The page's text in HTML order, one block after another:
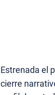
Estrenada el
cierre